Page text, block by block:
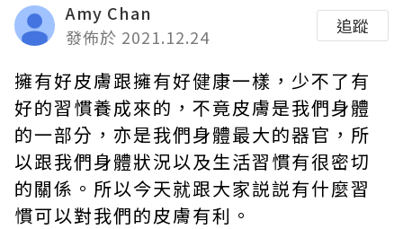
Amy Chan
發佈於 2021.12.24
追蹤
擁有好皮膚跟擁有好健康一樣，少不了有
好的習慣養成來的，不竟皮膚是我們身體
的一部分，亦是我們身體最大的器官，所
以跟我們身體狀況以及生活習慣有很密切
的關係。所以今天就跟大家説説有什麼習
慣可以對我們的皮膚有利。